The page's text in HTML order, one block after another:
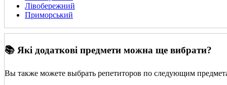
Лівобережний
Приморський
📚 Які додаткові предмети можна ще вибрати?
Вы также можете выбрать репетиторов по следующим